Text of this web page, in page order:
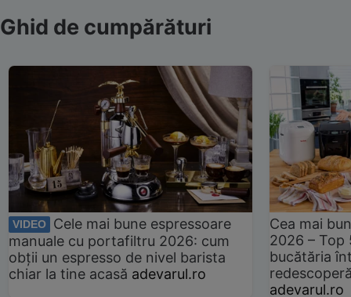
Ghid de cumpărături
VIDEO
Cele mai bune espressoare
manuale cu portafiltru 2026: cum
obții un espresso de nivel barista
chiar la tine acasă adevarul.ro
Cea mai
2026 –
bucătăria
adevarul.ro